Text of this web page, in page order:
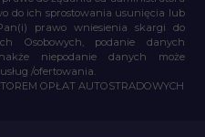
do ich sprostowania usunięcia lub
prawo wniesienia skargi do
Osobowych, podanie danych
niepodanie danych może
/ofertowania.
OPŁAT AUTOSTRADOWYCH